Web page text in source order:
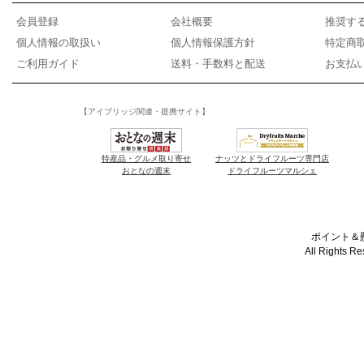
会員登録 会社概要
推奨す
個人情報の取扱い
個人情報保護方針
特定商
ご利用ガイド
送料・手数料と配送 お支払
【アイブリッジ関連・提携サイト】
特産品・グルメ取り寄せ
おとなの週末
ナッツとドライフルーツ専門店
ドライフルーツマルシェ
ポイント＆
All Rights